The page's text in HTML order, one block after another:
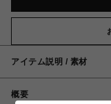
アイテム説明 / 素材
概要